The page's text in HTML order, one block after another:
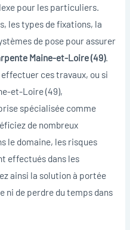
pour les particuliers.
les types de fixations, la
de pose pour assurer
Maine-et-Loire (49).
ces travaux, ou si
et-Loire (49),
spécialisée comme
de nombreux
le domaine, les risques
effectués dans les
ainsi la solution à portée
ni de perdre du temps dans